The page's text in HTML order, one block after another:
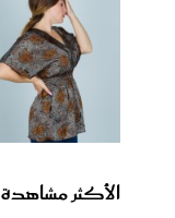
الأكثر مشاهدة